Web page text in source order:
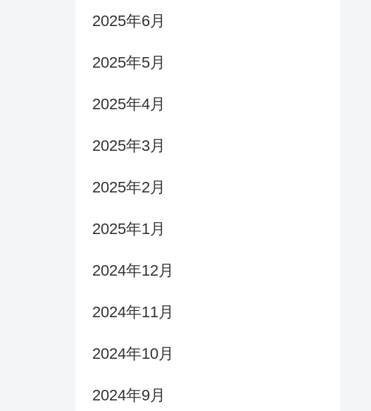
2025年6月
2025年5月
2025年4月
2025年3月
2025年2月
2025年1月
2024年12月
2024年11月
2024年10月
2024年9月